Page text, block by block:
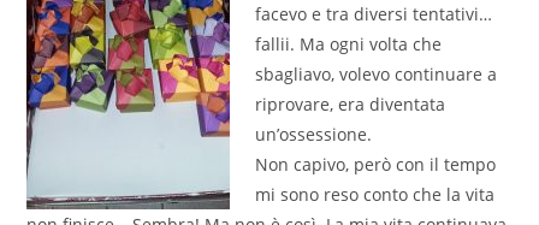
facevo e tra diversi tentativi…
fallii. Ma ogni volta che
sbagliavo, volevo continuare a
riprovare, era diventata
un’ossessione.
Non capivo, però con il tempo
mi sono reso conto che la vita